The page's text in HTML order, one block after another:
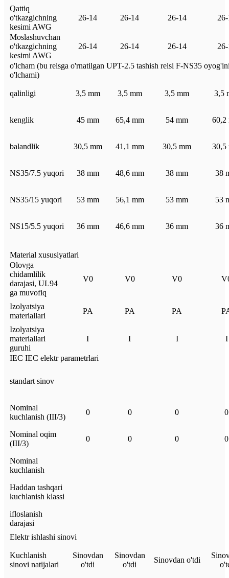
Qattiq
o'tkazgichning
kesimi AWG
26-14 26-14 26-14
Moslashuvchan
o'tkazgichning
kesimi AWG
26-14 26-14 26-14
o'lcham (bu relsga o'rnatilgan UPT-2.5 tashish relsi F-NS35
o'lchami)
qalinligi 3,5 mm 3,5 mm 3,5 mm 3,5
kenglik 45 mm 65,4 mm 54 mm 60,2
balandlik 30,5 mm 41,1 mm 30,5 mm 30,5
NS35/7.5 yuqori 38 mm 48,6 mm 38 mm 38
NS35/15 yuqori 53 mm 56,1 mm 53 mm 53
NS15/5.5 yuqori 36 mm 46,6 mm 36 mm 36
Material xususiyatlari
Olovga
chidamlilik
darajasi, UL94
ga muvofiq
V0 V0 V0
Izolyatsiya
materiallari
PA PA PA
Izolyatsiya
materiallari
guruhi
I I I I
IEC IEC elektr parametrlari
standart sinov
Nominal
kuchlanish (III/3)
0 0 0 0
Nominal oqim
(III/3)
0 0 0 0
Nominal
kuchlanish
Haddan tashqari
kuchlanish klassi
ifloslanish
darajasi
Elektr ishlashi sinovi
Kuchlanish
sinovi natijalari
Sinovdan
o'tdi
Sinovdan
o'tdi
Sinovdan o'tdi